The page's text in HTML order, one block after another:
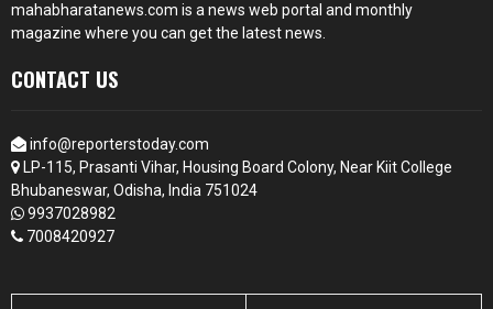
mahabharatanews.com is a news web portal and monthly
magazine where you can get the latest news.
CONTACT US
info@reporterstoday.com
LP-115, Prasanti Vihar, Housing Board Colony, Near Kiit College
Bhubaneswar, Odisha, India 751024
9937028982
7008420927